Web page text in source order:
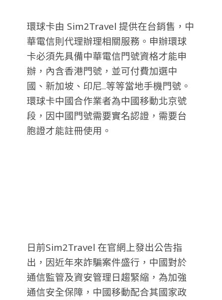
環球卡由 Sim2Travel 提供在台銷售，中
華電信則代理辦理相關服務。申辦環球
卡必須先具備中華電信門號資格才能申
辦，內含香港門號，並可付費加選中
國、新加坡、印尼..等等當地手機門號。
環球卡中國合作業者為中國移動北京號
段，因中國門號需要實名認證，需要台
胞證才能註冊使用。
日前Sim2Travel 在官網上發出公告指
出，因近年來詐騙案件盛行，中國對於
通信監管及資安管理日趨緊縮，為加強
通信安全保障，中國移動配合其國家政